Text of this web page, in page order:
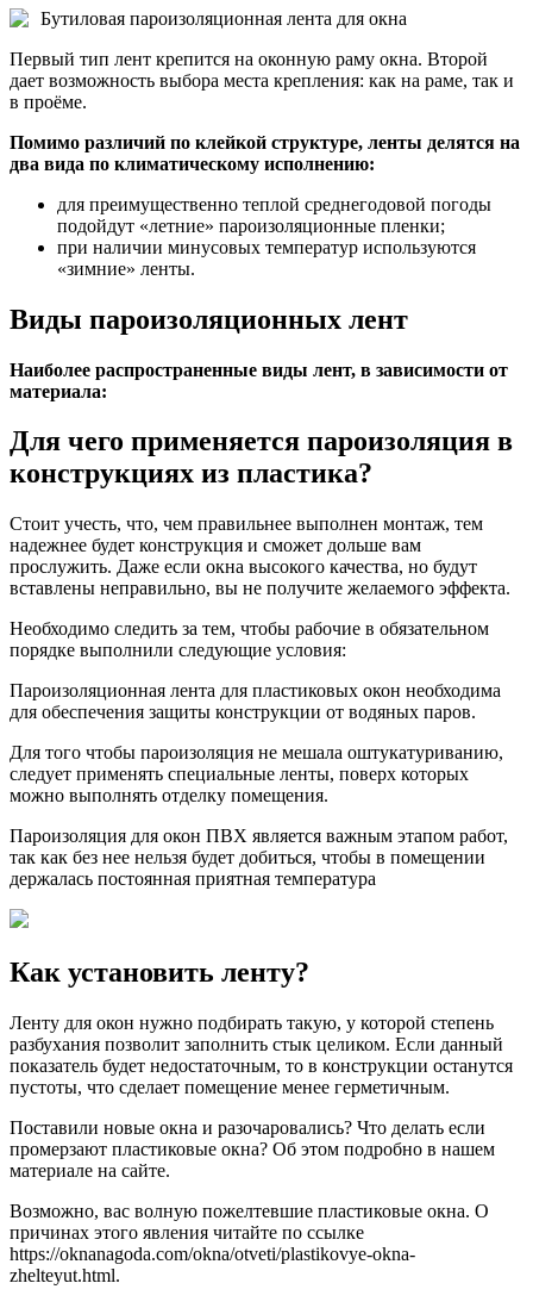
Бутиловая пароизоляционная лента для окна
Первый тип лент крепится на оконную раму окна. Второй
дает возможность выбора места крепления: как на раме, так и
в проёме.
Помимо различий по клейкой структуре, ленты делятся на
два вида по климатическому исполнению:
для преимущественно теплой среднегодовой погоды
подойдут «летние» пароизоляционные пленки;
при наличии минусовых температур используются
«зимние» ленты.
Виды пароизоляционных лент
Наиболее распространенные виды лент, в зависимости от
материала:
Для чего применяется пароизоляция в
конструкциях из пластика?
Стоит учесть, что, чем правильнее выполнен монтаж, тем
надежнее будет конструкция и сможет дольше вам
прослужить. Даже если окна высокого качества, но будут
вставлены неправильно, вы не получите желаемого эффекта.
Необходимо следить за тем, чтобы рабочие в обязательном
порядке выполнили следующие условия:
Пароизоляционная лента для пластиковых окон необходима
для обеспечения защиты конструкции от водяных паров.
Для того чтобы пароизоляция не мешала оштукатуриванию,
следует применять специальные ленты, поверх которых
можно выполнять отделку помещения.
Пароизоляция для окон ПВХ является важным этапом работ,
так как без нее нельзя будет добиться, чтобы в помещении
держалась постоянная приятная температура
Как установить ленту?
Ленту для окон нужно подбирать такую, у которой степень
разбухания позволит заполнить стык целиком. Если данный
показатель будет недостаточным, то в конструкции останутся
пустоты, что сделает помещение менее герметичным.
Поставили новые окна и разочаровались? Что делать если
промерзают пластиковые окна? Об этом подробно в нашем
материале на сайте.
Возможно, вас волную пожелтевшие пластиковые окна. О
причинах этого явления читайте по ссылке
https://oknanagoda.com/okna/otveti/plastikovye-okna-
zhelteyut.html.